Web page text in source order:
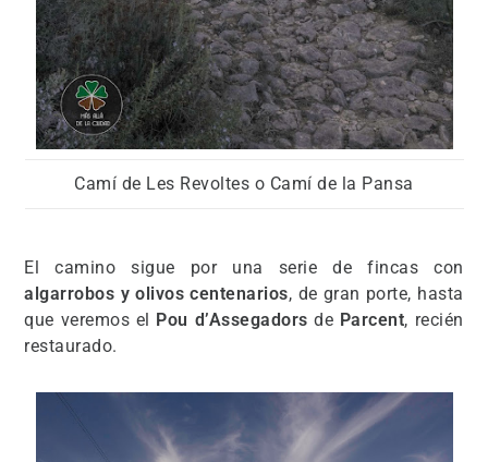
Camí de Les Revoltes o Camí de la Pansa
El camino sigue por una serie de fincas con
algarrobos y olivos centenarios, de gran porte, hasta
que veremos el
Pou d’Assegadors de Parcent, recién
restaurado.